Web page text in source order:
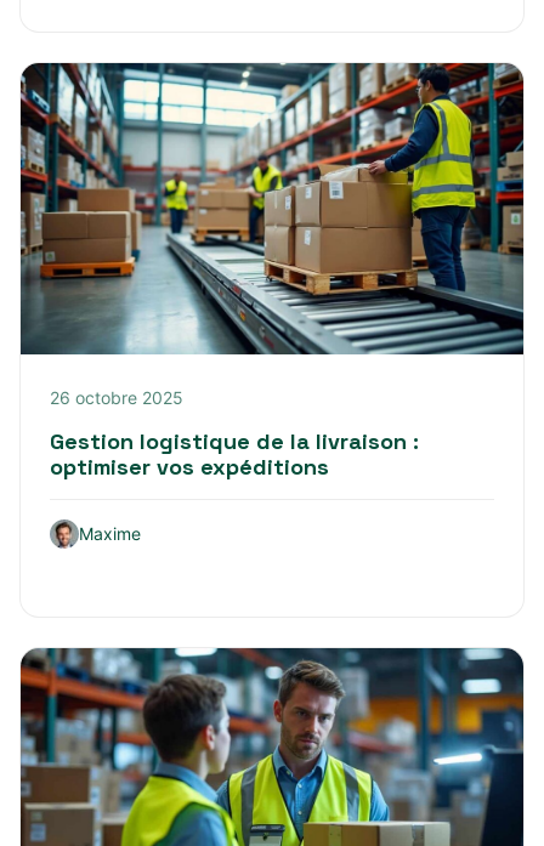
26 octobre 2025
Gestion logistique de la livraison :
optimiser vos expéditions
Maxime